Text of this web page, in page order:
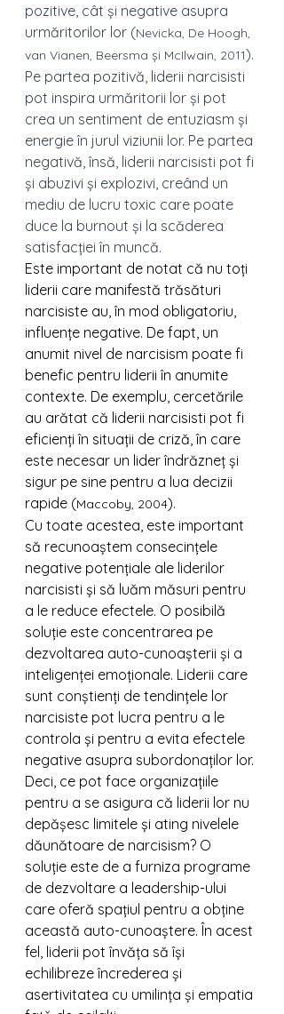
pozitive, cât și negative asupra
urmăritorilor lor (Nevicka, De Hoogh,
van Vianen, Beersma și McIlwain, 2011).
Pe partea pozitivă, liderii narcisisti
pot inspira urmăritorii lor și pot
crea un sentiment de entuziasm și
energie în jurul viziunii lor. Pe partea
negativă, însă, liderii narcisisti pot fi
și abuzivi și explozivi, creând un
mediu de lucru toxic care poate
duce la burnout și la scăderea
satisfacției în muncă.
Este important de notat că nu toți
liderii care manifestă trăsături
narcisiste au, în mod obligatoriu,
influențe negative. De fapt, un
anumit nivel de narcisism poate fi
benefic pentru liderii în anumite
contexte. De exemplu, cercetările
au arătat că liderii narcisisti pot fi
eficienți în situații de criză, în care
este necesar un lider îndrăzneț și
sigur pe sine pentru a lua decizii
rapide (Maccoby, 2004).
Cu toate acestea, este important
să recunoaștem consecințele
negative potențiale ale liderilor
narcisisti și să luăm măsuri pentru
a le reduce efectele. O posibilă
soluție este concentrarea pe
dezvoltarea auto-cunoașterii și a
inteligenței emoționale. Liderii care
sunt conștienți de tendințele lor
narcisiste pot lucra pentru a le
controla și pentru a evita efectele
negative asupra subordonaților lor.
Deci, ce pot face organizațiile
pentru a se asigura că liderii lor nu
depășesc limitele și ating nivelele
dăunătoare de narcisism? O
soluție este de a furniza programe
de dezvoltare a leadership-ului
care oferă spațiul pentru a obține
această auto-cunoaștere. În acest
fel, liderii pot învăța să își
echilibreze încrederea și
asertivitatea cu umilința și empatia